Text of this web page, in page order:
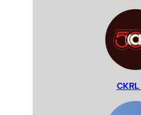
CKRL